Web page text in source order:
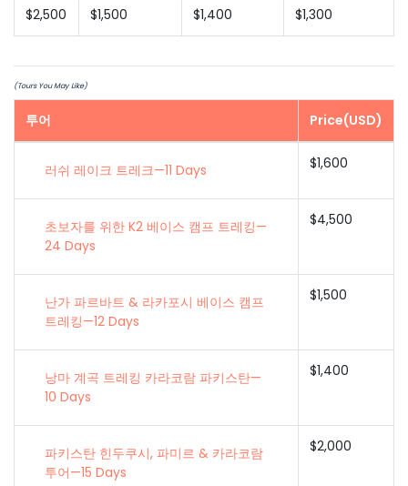
$2,500 $1,500 $1,400 $1,300
(Tours You May Like)
투어 Price(USD)
러쉬 레이크 트레크—11 Days $1,600
초보자를 위한 K2 베이스 캠프 트레킹—
24 Days
$4,500
난가 파르바트 & 라카포시 베이스 캠프
트레킹—12 Days
$1,500
낭마 계곡 트레킹 카라코람 파키스탄—
10 Days
$1,400
파키스탄 힌두쿠시, 파미르 & 카라코람
투어—15 Days
$2,000